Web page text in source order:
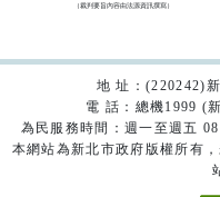
（裁判要旨內容由法源資訊撰寫）
地 址：(220242)
電 話：總機1999 (
為民服務時間：週一至週五
本網站為新北市政府版權所有